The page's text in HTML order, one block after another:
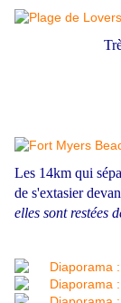
Les 14km qui
de s'extasier
elles sont restées